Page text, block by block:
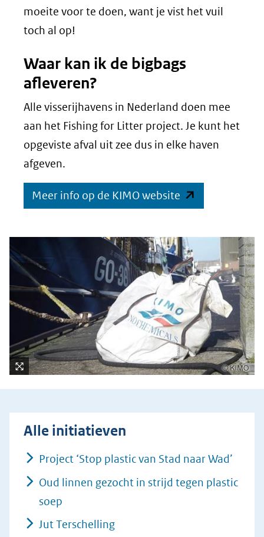
moeite voor te doen, want je vist het vuil
toch al op!
Waar kan ik de bigbags
afleveren?
Alle visserijhavens in Nederland doen mee
aan het Fishing for Litter project. Je kunt het
opgeviste afval uit zee dus in elke haven
afgeven.
Meer info op de KIMO website (opent
venster)
(verwijst
naar
een
andere
website)
vo
(afbeelding:
Alle initiatieven
Project ‘Stop plastic van Stad naar Wad’
Oud linnen gezocht in strijd tegen plastic
soep
Jut Terschelling